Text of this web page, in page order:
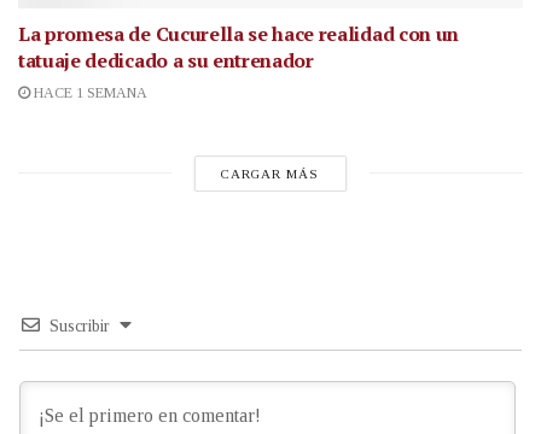
La promesa de Cucurella se hace realidad con un
tatuaje dedicado a su entrenador
HACE 1 SEMANA
CARGAR MÁS
Suscribir